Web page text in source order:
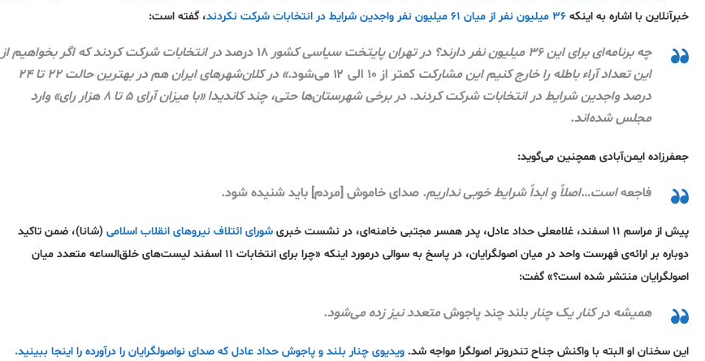
خبرآنلاین با اشاره به اینکه ۳۶ میلیون نفر از میان ۶۱ میلیون نفر واجدین شرایط در انتخابات شرکت نکردند، گفته است:
چه برنامه‌ای برای این ۳۶ میلیون نفر دارند؟ در تهران پایتخت سیاسی کشور ۱۸ درصد
در انتخابات شرکت کردند که اگر بخواهیم از
این تعداد آراء باطله را خارج کنیم این مشارکت کمتر از ۱۰ الی ۱۲ می‌شود
.» در کلان‌شهرهای ایران هم در بهترین حالت ۲۲ تا ۲۴
درصد واجدین شرایط در انتخابات شرکت کردند. در برخی شهرستان‌ها حتی، چند کاندیدا «با میزان آرای ۵ تا ۸ هزار رای» وارد
مجلس شده‌اند.
جعفرزاده ایمن‌آبادی همچنین می‌گوید:
فاجعهاست…اصلاً و ابداً شرایط خوبی نداریم. صدای خاموش [مردم] باید شنیده شود.
پیش از مراسم ۱۱ اسفند، غلامعلی حداد عادل، پدر همسر مجتبی خامنه‌ای، در نشست خبری شورای ائتلاف نیروهای انقلاب اسلامی (شانا)، ضمن تاکید
دوباره بر ارائه‌ی فهرست واحد در میان اصولگرایان، در پاسخ به سوالی درمورد اینکه «چرا برای انتخابات ۱۱ اسفند لیست‌های خلق‌الساعه متعدد میان
اصولگرایان منتشر شده است؟» گفت:
همیشه در کنار یک چناربلند چند پاجوشمتعدد نیز زده می‌شود.
این سخنان او البته با واکنش جناح تندروتر اصولگرا مواجه شد. ویدیوی چنار بلند و پاجوش حداد عادل که صدای نواصولگرایان را درآورده را اینجا ببینید.